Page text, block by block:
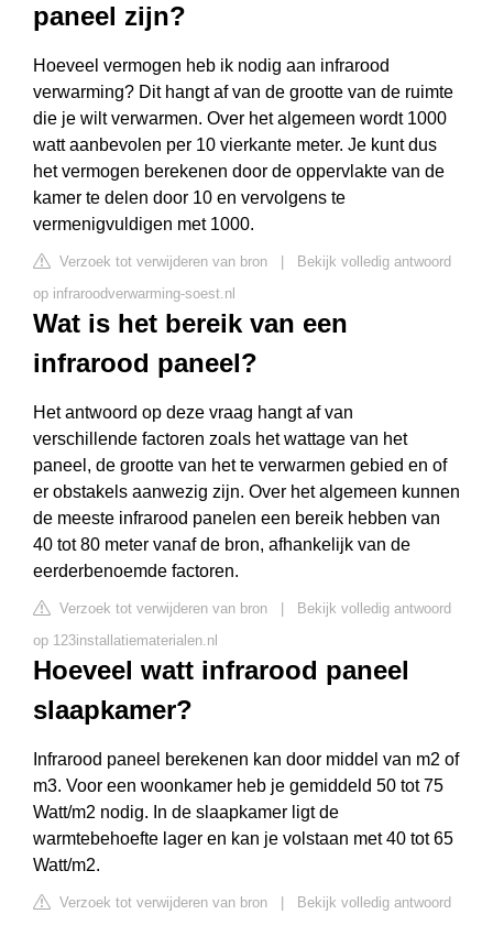
paneel zijn?
Hoeveel vermogen heb ik nodig aan infrarood
verwarming? Dit hangt af van de grootte van de ruimte
die je wilt verwarmen. Over het algemeen wordt 1000
watt aanbevolen per 10 vierkante meter. Je kunt dus
het vermogen berekenen door de oppervlakte van de
kamer te delen door 10 en vervolgens te
vermenigvuldigen met 1000.
Verzoek tot verwijderen van bron
Bekijk volledig antwoord
op infraroodverwarming-soest.nl
Wat is het bereik van een
infrarood paneel?
Het antwoord op deze vraag hangt af van
verschillende factoren zoals het wattage van het
paneel, de grootte van het te verwarmen gebied en of
er obstakels aanwezig zijn. Over het algemeen kunnen
de meeste infrarood panelen een bereik hebben van
40 tot 80 meter vanaf de bron, afhankelijk van de
eerderbenoemde factoren.
Verzoek tot verwijderen van bron
Bekijk volledig antwoord
op 123installatiematerialen.nl
Hoeveel watt infrarood paneel
slaapkamer?
Infrarood paneel berekenen kan door middel van m2 of
m3. Voor een woonkamer heb je gemiddeld 50 tot 75
Watt/m2 nodig. In de slaapkamer ligt de
warmtebehoefte lager en kan je volstaan met 40 tot 65
Watt/m2.
Verzoek tot verwijderen van bron
Bekijk volledig antwoord